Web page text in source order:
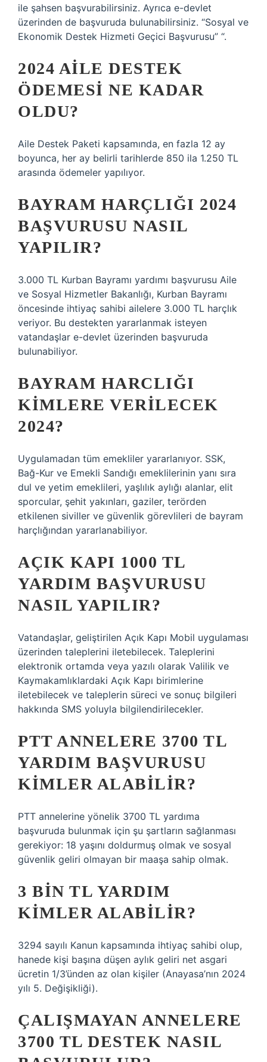
ile şahsen başvurabilirsiniz. Ayrıca e-devlet
üzerinden de başvuruda bulunabilirsiniz. “Sosyal ve
Ekonomik Destek Hizmeti Geçici Başvurusu” “.
2024 AILE DESTEK
ÖDEMESI NE KADAR
OLDU?
Aile Destek Paketi kapsamında, en fazla 12 ay
boyunca, her ay belirli tarihlerde 850 ila 1.250 TL
arasında ödemeler yapılıyor.
BAYRAM HARÇLIĞI 2024
BAŞVURUSU NASIL
YAPILIR?
3.000 TL Kurban Bayramı yardımı başvurusu Aile
ve Sosyal Hizmetler Bakanlığı, Kurban Bayramı
öncesinde ihtiyaç sahibi ailelere 3.000 TL harçlık
veriyor. Bu destekten yararlanmak isteyen
vatandaşlar e-devlet üzerinden başvuruda
bulunabiliyor.
BAYRAM HARCLIĞI
KIMLERE VERILECEK
2024?
Uygulamadan tüm emekliler yararlanıyor. SSK,
Bağ-Kur ve Emekli Sandığı emeklilerinin yanı sıra
dul ve yetim emeklileri, yaşlılık aylığı alanlar, elit
sporcular, şehit yakınları, gaziler, terörden
etkilenen siviller ve güvenlik görevlileri de bayram
harçlığından yararlanabiliyor.
AÇIK KAPI 1000 TL
YARDIM BAŞVURUSU
NASIL YAPILIR?
Vatandaşlar, geliştirilen Açık Kapı Mobil uygulaması
üzerinden taleplerini iletebilecek. Taleplerini
elektronik ortamda veya yazılı olarak Valilik ve
Kaymakamlıklardaki Açık Kapı birimlerine
iletebilecek ve taleplerin süreci ve sonuç bilgileri
hakkında SMS yoluyla bilgilendirilecekler.
PTT ANNELERE 3700 TL
YARDIM BAŞVURUSU
KIMLER ALABILIR?
PTT annelerine yönelik 3700 TL yardıma
başvuruda bulunmak için şu şartların sağlanması
gerekiyor: 18 yaşını doldurmuş olmak ve sosyal
güvenlik geliri olmayan bir maaşa sahip olmak.
3 BIN TL YARDIM
KIMLER ALABILIR?
3294 sayılı Kanun kapsamında ihtiyaç sahibi olup,
hanede kişi başına düşen aylık geliri net asgari
ücretin 1/3’ünden az olan kişiler (Anayasa’nın 2024
yılı 5. Değişikliği).
ÇALIŞMAYAN ANNELERE
3700 TL DESTEK NASIL